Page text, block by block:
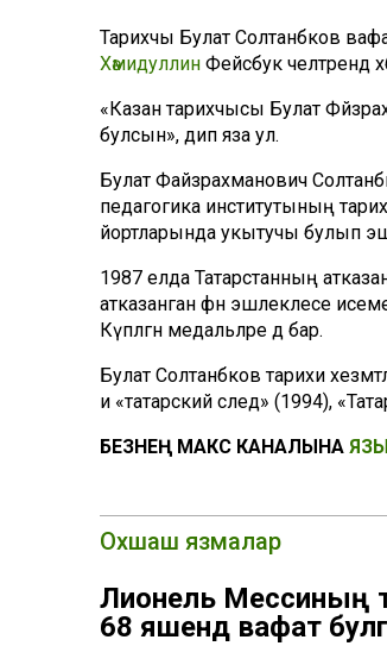
Тарихчы Булат Солтанбәков
Хәмидуллин Фейсбук челтәрендә
«Казан тарихчысы Булат
булсын», дип яза ул.
Булат Файзрахманович
педагогика институтының
йортларында укытучы булып
1987 елда Татарстанның
атказанган фән эшлеклесе
Күпләгән медальләре дә бар.
Булат Солтанбәков тарихи
и «татарский след» (1994),
БЕЗНЕҢ МАКС КАНАЛЫНА
Охшаш язмалар
Лионель Мессиның
68 яшендә вафат